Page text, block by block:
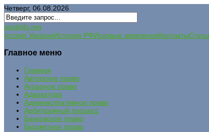
Четверг, 06.08.2026
uristinfo.net
Історія УкраїниИстория РФИсковые заявленияКонтакты
Главное меню
Главная
Авторское право
Аграрное право
Адвокатура
Административное право
Арбитражный процесс
Банковское право
Бюджетное право